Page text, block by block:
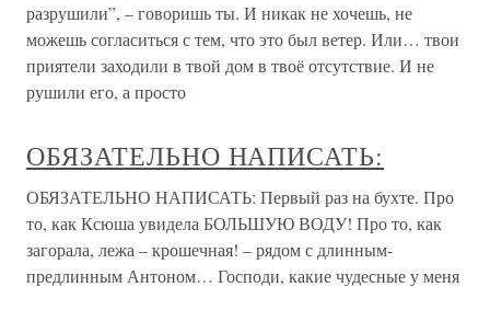
разрушили”, – говоришь ты. И никак не хочешь, не
можешь согласиться с тем, что это был ветер. Или… твои
приятели заходили в твой дом в твоё отсутствие. И не
рушили его, а просто
ОБЯЗАТЕЛЬНО НАПИСАТЬ:
ОБЯЗАТЕЛЬНО НАПИСАТЬ: Первый раз на бухте. Про
то, как Ксюша увидела БОЛЬШУЮ ВОДУ! Про то, как
загорала, лежа – крошечная! – рядом с длинным-
предлинным Антоном… Господи, какие чудесные у меня